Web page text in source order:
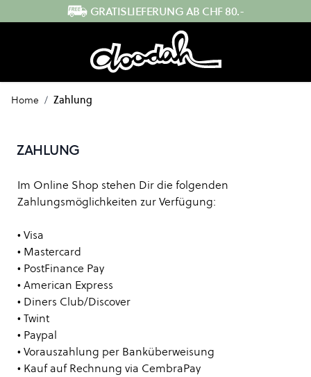
Direkt zum Inhalt GRATISLIEFERUNG AB CHF 80.-
Home / Zahlung
ZAHLUNG
Im Online Shop stehen Dir die folgenden
Zahlungsmöglichkeiten zur Verfügung:
• Visa
• Mastercard
• PostFinance Pay
• American Express
• Diners Club/Discover
• Twint
• Paypal
• Vorauszahlung per Banküberweisung
• Kauf auf Rechnung via CembraPay